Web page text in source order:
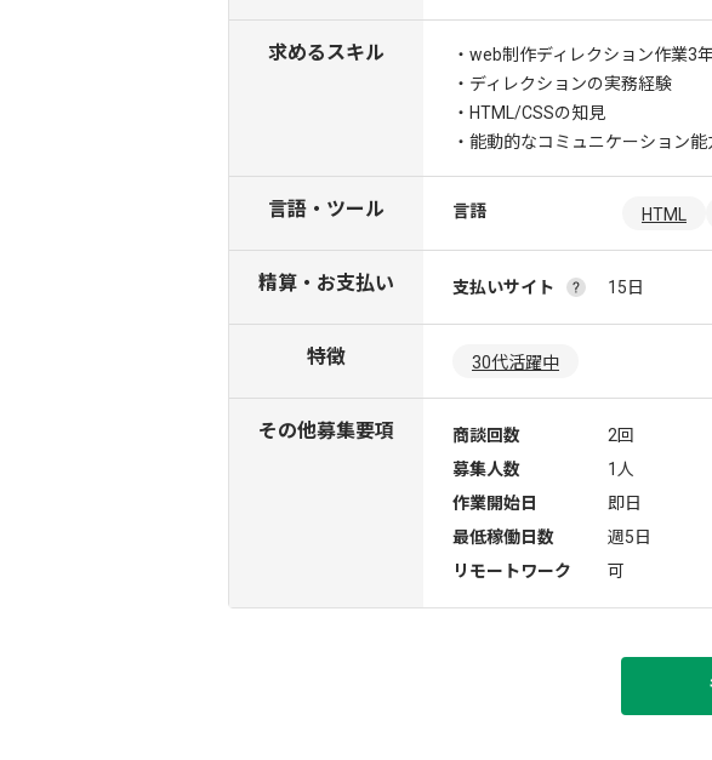
求めるスキル
・web制作ディレクション作業3
・ディレクションの実務経験
・HTML/CSSの知見
・能動的なコミュニケーション能
言語・ツール 言語 HTML
精算・お支払い 支払いサイト 15日
特徴 30代活躍中
その他募集要項 商談回数
2回
募集人数
1人
作業開始日
即日
最低稼働日数
週5日
リモートワーク
可